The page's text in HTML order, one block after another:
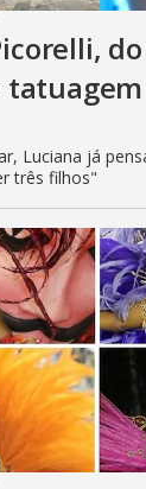
Luciana já
três filhos"